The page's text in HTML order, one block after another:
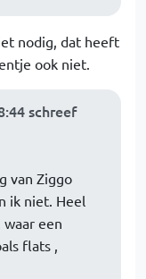
nodig, dat heeft
ook niet.
schreef
van Ziggo
ik niet. Heel
een
flats ,